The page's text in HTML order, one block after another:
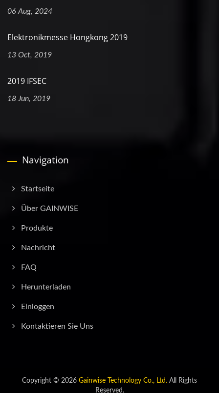
06 Aug, 2024
Elektronikmesse Hongkong 2019
13 Oct, 2019
2019 IFSEC
18 Jun, 2019
Navigation
Startseite
Über GAINWISE
Produkte
Nachricht
FAQ
Herunterladen
Einloggen
Kontaktieren Sie Uns
Copyright © 2026 Gainwise Technology Co., Ltd. All Rights
Reserved.